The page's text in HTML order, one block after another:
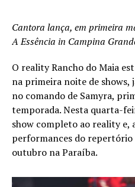
Cantora lança, em primeira
A Essência in Campina
O reality Rancho do Maia
na primeira noite de shows,
no comando de Samyra,
temporada. Nesta quarta-
show completo ao reality e,
performances do repertório
outubro na Paraíba.